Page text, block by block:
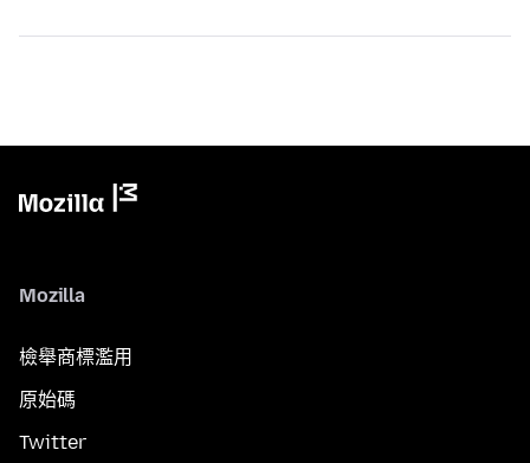
Mozilla
檢舉商標濫用
原始碼
Twitter